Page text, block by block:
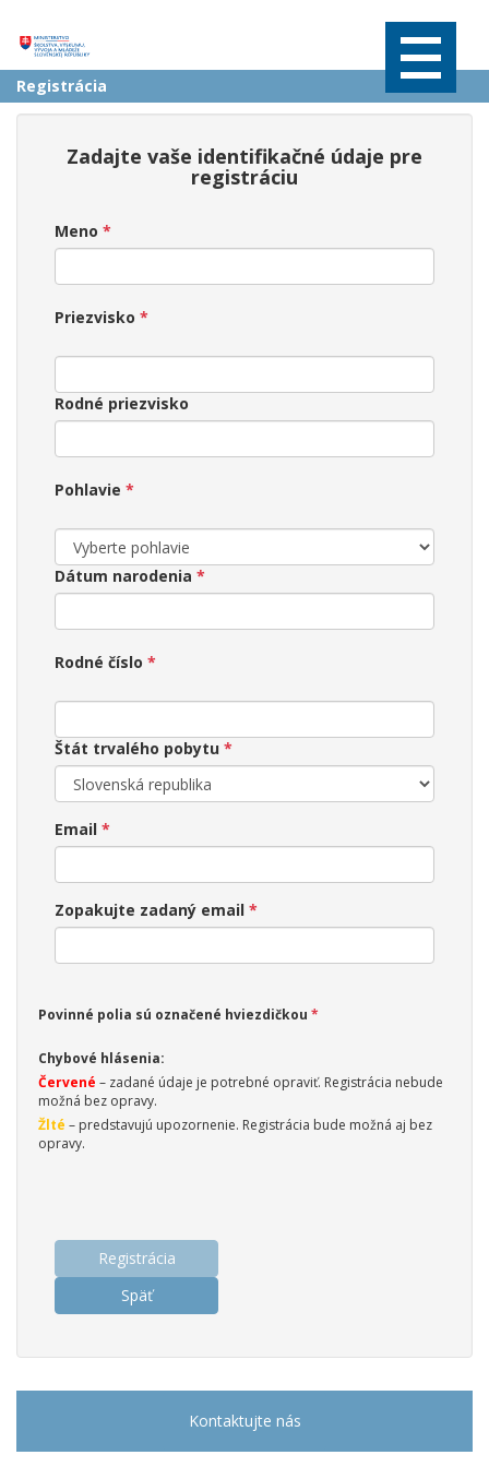
Informácie o RIS a ŠIS
Často kladené otázky
Aktuálne prehľady vybraných údajov
ŠaŠZ a zriaďovatelia
Obce a RúŠS
Výkazy a metodické pokyny
Bezúhonnosť
Registrácia
Zadajte vaše identifikačné údaje pre
registráciu
Meno
Priezvisko
Rodné priezvisko
Pohlavie
Dátum narodenia
Rodné číslo
Štát trvalého pobytu
Email
Zopakujte zadaný email
Povinné polia sú označené hviezdičkou
Chybové hlásenia:
Červené – zadané údaje je potrebné opraviť. Registrácia nebude
možná bez opravy.
Žlté – predstavujú upozornenie. Registrácia bude možná aj bez
opravy.
Registrácia
Späť
Kontaktujte nás